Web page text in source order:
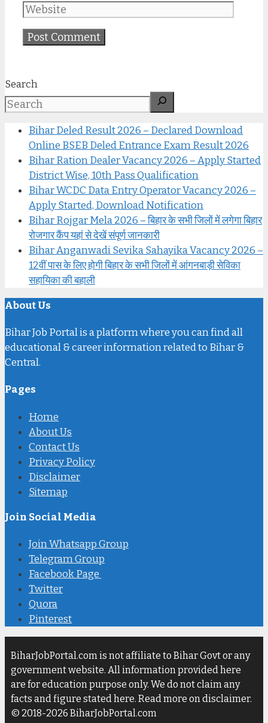
Search
Bihar Deled Result 2026 – Declared Download
Online BSEB Deled Entrance Exam Result 2026
Bihar Ration Dealer Vacancy 2026 – Apply Started
District Wise, 10th Pass Qualification
Bihar WCDC Data Entry Operator Vacancy 2026 –
Apply Started, Download Notification
Bihar Rojgar Mela 2026 – बिहार के सभी जिलों में लगेगा बिहार
रोजगार कैंप यहां से देखें संपूर्ण जानकारी
Bihar Anganwadi Sevika Sahayika Vacancy 2026 –
12वीं पास के लिए होगी बिहार के सभी जिलों में आंगनबाड़ी सेविका
सहायिका की बहाली
About Us
Bihar Job Portal is a platform where you can find all
educational & career information related to Bihar &
Central.
Pages
Home
About Us
Contact Us
Privacy Policy
Disclaimer
Sitemap
Join Social Media
Join Whatsapp Group
Telegram Group
Facebook Page
Twitter
Quora
Pinterest
BiharJobPortal.com is not affiliate to Bihar Govt or any
government website. All information provided here
are for education purpose only. We do not claim any
facts and figure stated here. Read more on disclaimer.
© 2018-2026 BiharJobPortal.com